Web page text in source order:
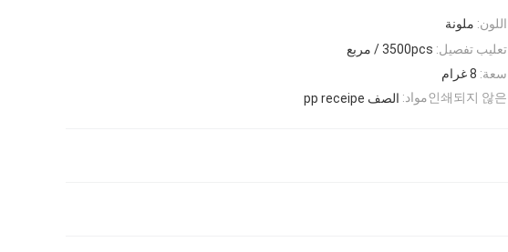
اللون: ملونة
تعليب تفصيل: 3500pcs / مربع
سعة: 8 غرام
인쇄되지 않은مواد:
الصف pp receipe